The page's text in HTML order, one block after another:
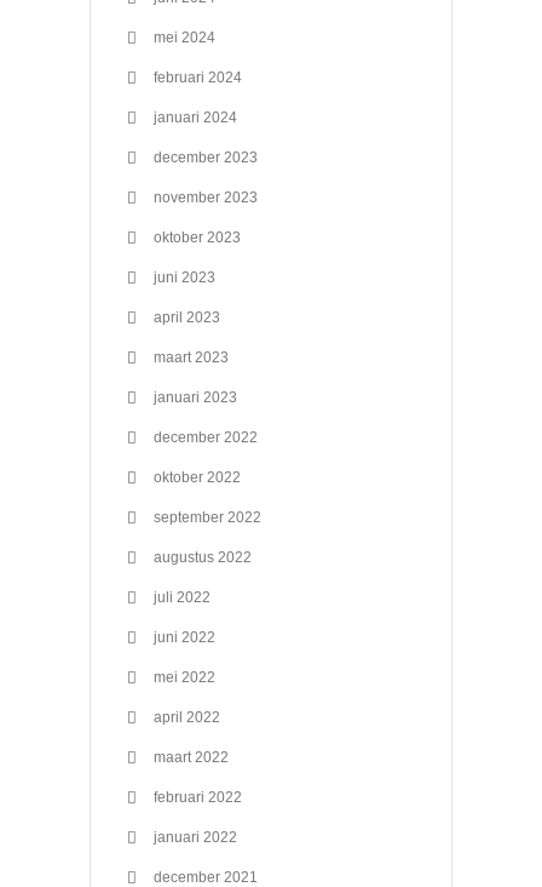
mei 2024
februari 2024
januari 2024
december 2023
november 2023
oktober 2023
juni 2023
april 2023
maart 2023
januari 2023
december 2022
oktober 2022
september 2022
augustus 2022
juli 2022
juni 2022
mei 2022
april 2022
maart 2022
februari 2022
januari 2022
december 2021